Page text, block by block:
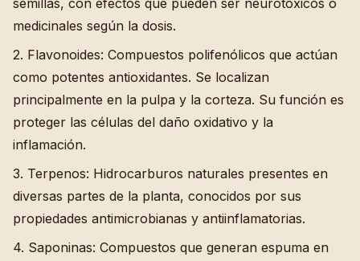
semillas, con efectos que pueden ser neurotóxicos o
medicinales según la dosis.
2. Flavonoides: Compuestos polifenólicos que actúan
como potentes antioxidantes. Se localizan
principalmente en la pulpa y la corteza. Su función es
proteger las células del daño oxidativo y la
inflamación.
3. Terpenos: Hidrocarburos naturales presentes en
diversas partes de la planta, conocidos por sus
propiedades antimicrobianas y antiinflamatorias.
4. Saponinas: Compuestos que generan espuma en